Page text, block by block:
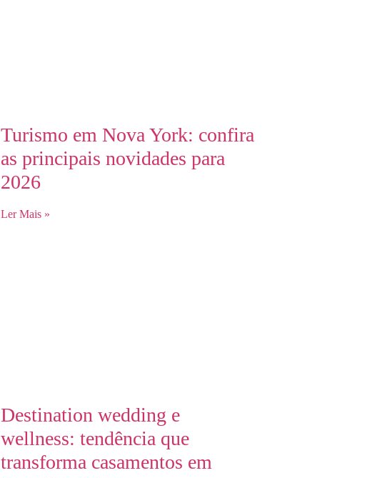
Turismo em Nova York: confira
as principais novidades para
2026
Ler Mais »
Destination wedding e
wellness: tendência que
transforma casamentos em